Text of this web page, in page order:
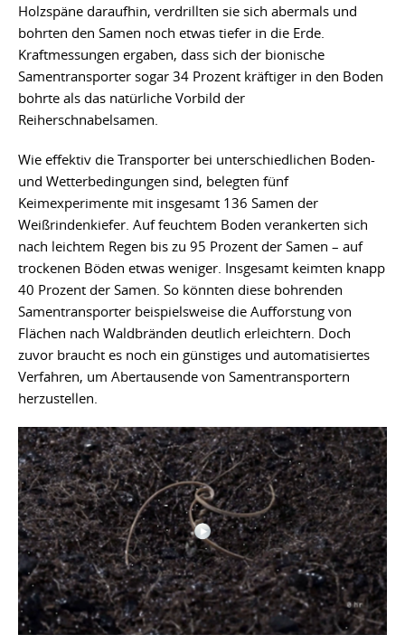
Holzspäne daraufhin, verdrillten sie sich abermals und
bohrten den Samen noch etwas tiefer in die Erde.
Kraftmessungen ergaben, dass sich der bionische
Samentransporter sogar 34 Prozent kräftiger in den Boden
bohrte als das natürliche Vorbild der
Reiherschnabelsamen.
Wie effektiv die Transporter bei unterschiedlichen Boden-
und Wetterbedingungen sind, belegten fünf
Keimexperimente mit insgesamt 136 Samen der
Weißrindenkiefer. Auf feuchtem Boden verankerten sich
nach leichtem Regen bis zu 95 Prozent der Samen – auf
trockenen Böden etwas weniger. Insgesamt keimten knapp
40 Prozent der Samen. So könnten diese bohrenden
Samentransporter beispielsweise die Aufforstung von
Flächen nach Waldbränden deutlich erleichtern. Doch
zuvor braucht es noch ein günstiges und automatisiertes
Verfahren, um Abertausende von Samentransportern
herzustellen.